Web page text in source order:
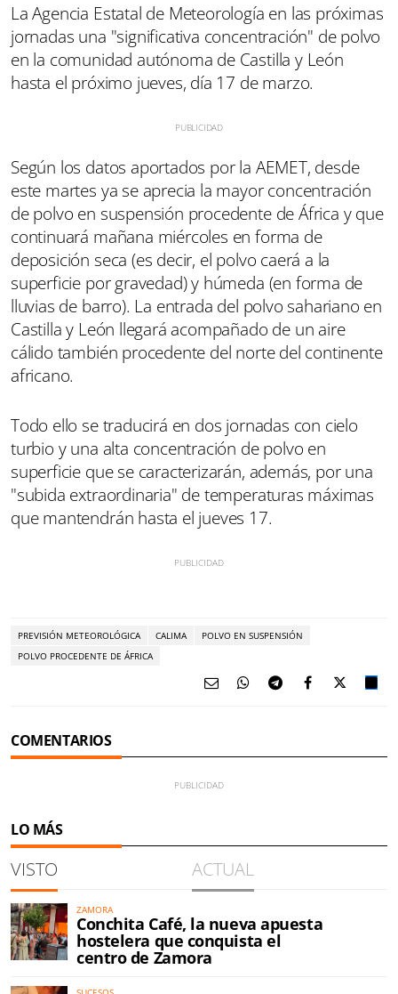
La Agencia Estatal de Meteorología en las próximas
jornadas una "significativa concentración" de polvo
en la comunidad autónoma de Castilla y León
hasta el próximo jueves, día 17 de marzo.
Según los datos aportados por la AEMET, desde
este martes ya se aprecia la mayor concentración
de polvo en suspensión procedente de África y que
continuará mañana miércoles en forma de
deposición seca (es decir, el polvo caerá a la
superficie por gravedad) y húmeda (en forma de
lluvias de barro). La entrada del polvo sahariano en
Castilla y León llegará acompañado de un aire
cálido también procedente del norte del continente
africano.
Todo ello se traducirá en dos jornadas con cielo
turbio y una alta concentración de polvo en
superficie que se caracterizarán, además, por una
"subida extraordinaria" de temperaturas máximas
que mantendrán hasta el jueves 17.
PREVISIÓN METEOROLÓGICA CALIMA
POLVO EN SUSPENSIÓN
POLVO PROCEDENTE DE ÁFRICA
COMENTARIOS
LO MÁS
VISTO ACTUAL
ZAMORA
Conchita Café, la nueva apuesta
hostelera que conquista el
centro de Zamora